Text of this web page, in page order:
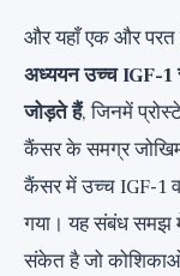
और यहाँ एक और परत
अध्ययन उच्च IGF-1
जोड़ते हैं, जिनमें
कैंसर के समग्र जोखिम
कैंसर में उच्च IGF-1
गया। यह संबंध समझ
संकेत है जो कोशिकाओं